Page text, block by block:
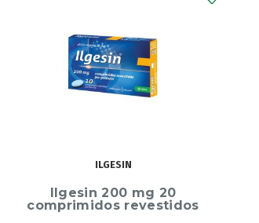
PULMIBEN
Pulmiben Unidia, 100 mg/mL x
1 sol oral frasco